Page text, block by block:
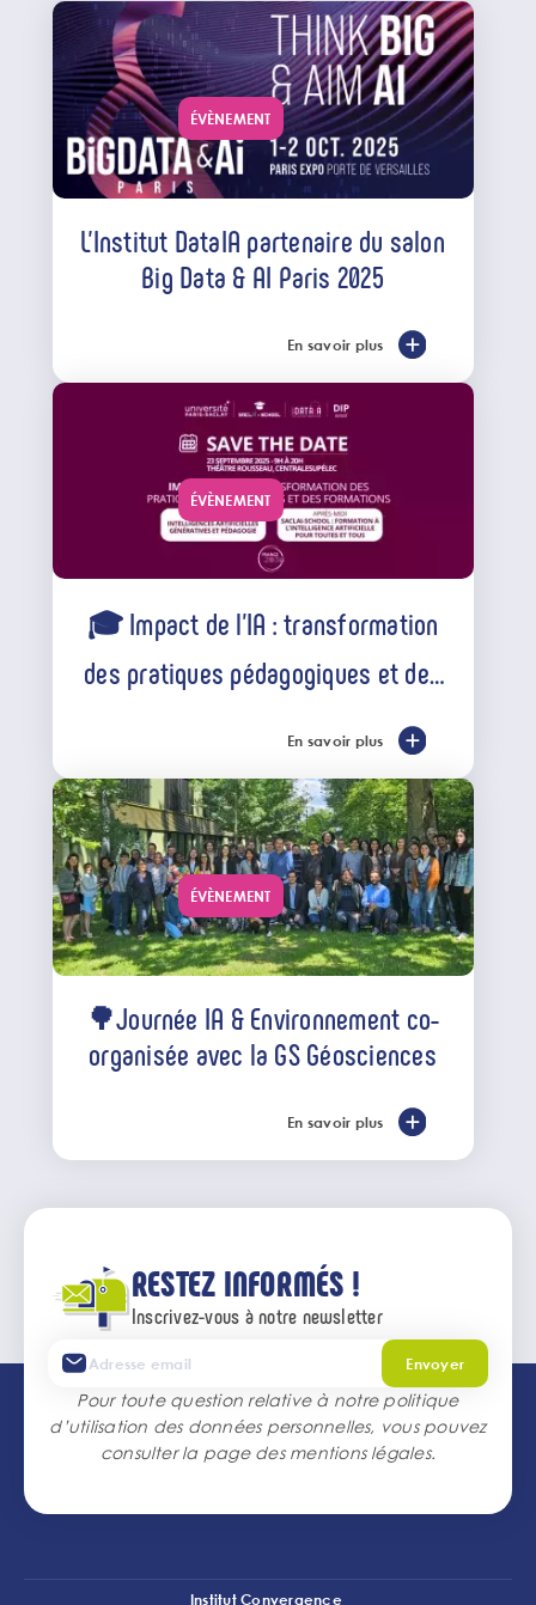
ÉVÈNEMENT
L'Institut DataIA partenaire du salon
Big Data & AI Paris 2025
En savoir plus
ÉVÈNEMENT
🎓 Impact de l’IA : transformation
des pratiques pédagogiques et des
SaclayEn savoir plus
ÉVÈNEMENT
🌳Journée IA & Environnement co-
organisée avec la GS Géosciences
En savoir plus
RESTEZ INFORMÉS !
Inscrivez-vous à notre newsletter
Envoyer
Pour toute question relative à notre politique
d’utilisation des données personnelles, vous pouvez
consulter la page desmentions légales.
Institut Convergence